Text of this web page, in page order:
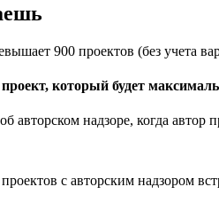
900 проектов (без учета
который будет
авторском надзоре, когда
с авторским надзором